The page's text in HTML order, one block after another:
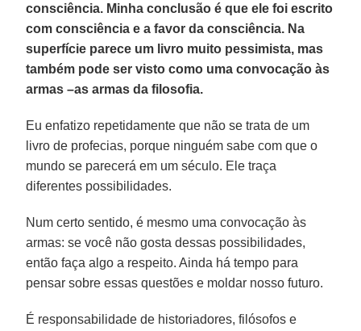
consciência. Minha conclusão é que ele foi escrito
com consciência e a favor da consciência. Na
superfície parece um livro muito pessimista, mas
também pode ser visto como uma convocação às
armas –as armas da filosofia.
Eu enfatizo repetidamente que não se trata de um
livro de profecias, porque ninguém sabe com que o
mundo se parecerá em um século. Ele traça
diferentes possibilidades.
Num certo sentido, é mesmo uma convocação às
armas: se você não gosta dessas possibilidades,
então faça algo a respeito. Ainda há tempo para
pensar sobre essas questões e moldar nosso futuro.
É responsabilidade de historiadores, filósofos e